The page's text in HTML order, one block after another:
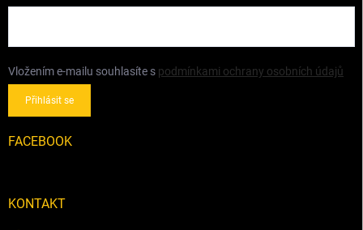
Vložením e-mailu souhlasíte s podmínkami ochrany osobních údajů
Přihlásit se
FACEBOOK
KONTAKT